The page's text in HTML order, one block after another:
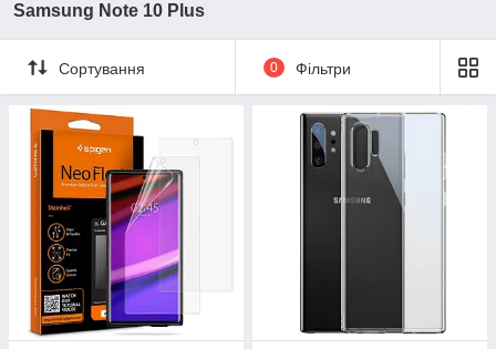
Samsung Note 10 Plus
Сортування 0 Фільтри